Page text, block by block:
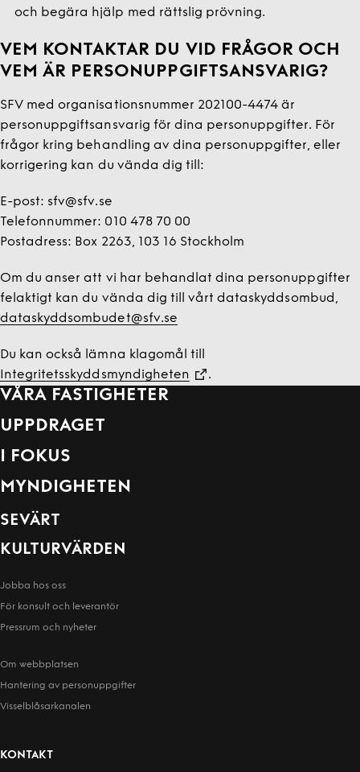
och begära hjälp med rättslig prövning.
VEM KONTAKTAR DU VID FRÅGOR OCH
VEM ÄR PERSONUPPGIFTSANSVARIG?
SFV med organisationsnummer 202100-4474 är
personuppgiftsansvarig för dina personuppgifter. För
frågor kring behandling av dina personuppgifter, eller
korrigering kan du vända dig till:
E-post: sfv@sfv.se
Telefonnummer: 010 478 70 00
Postadress: Box 2263, 103 16 Stockholm
Om du anser att vi har behandlat dina personuppgifter
felaktigt kan du vända dig till vårt dataskyddsombud,
dataskyddsombudet@sfv.se
Du kan också lämna klagomål till
Integritetsskyddsmyndigheten
.
VÅRA FASTIGHETER
UPPDRAGET
I FOKUS
MYNDIGHETEN
SEVÄRT
KULTURVÄRDEN
Jobba hos oss
För konsult och leverantör
Pressrum och nyheter
Om webbplatsen
Hantering av person­uppgifter
Visselblåsarkanalen
KONTAKT